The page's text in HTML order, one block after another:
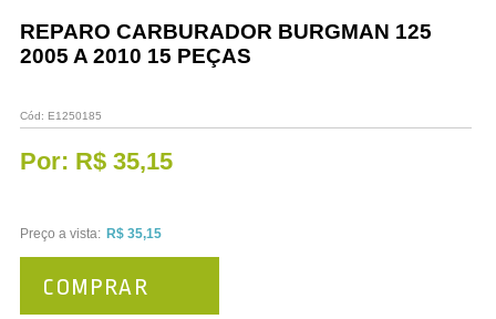
Promoções
REPARO CARBURADOR BURGMAN 125
2005 A 2010 15 PEÇAS
Cód: E1250185
Por: R$ 35,15
Preço a vista: R$ 35,15
COMPRAR